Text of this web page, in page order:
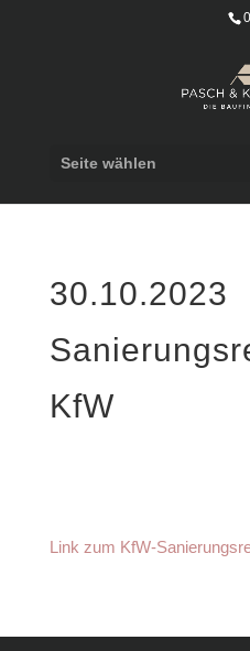
Seite wählen
30.10.2023
KfW
Link zum KfW-